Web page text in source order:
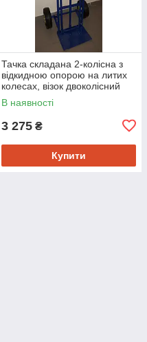
Тачка складана 2-колісна з
відкидною опорою на литих
колесах, візок двоколісний
В наявності
3 275 ₴
Купити